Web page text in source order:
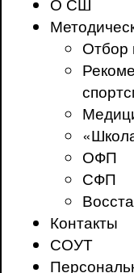
Отбор
ОФП
СФП
Контакты
СОУТ